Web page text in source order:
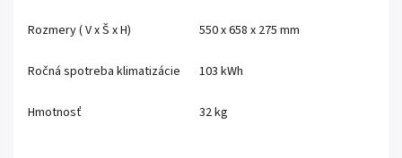
Rozmery ( V x Š x H) 550 x 658 x 275 mm
Ročná spotreba klimatizácie 103 kWh
Hmotnosť 32 kg